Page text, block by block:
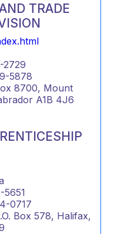
TRADE
2729
5878
8700, Mount
A1B 4J6
5651
0717
Box 578, Halifax,